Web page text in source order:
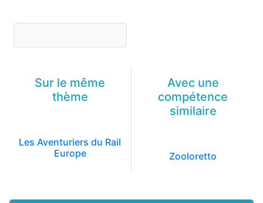
Sur le même
thème
Les Aventuriers du Rail
Europe
Avec une
compétence
similaire
Zooloretto